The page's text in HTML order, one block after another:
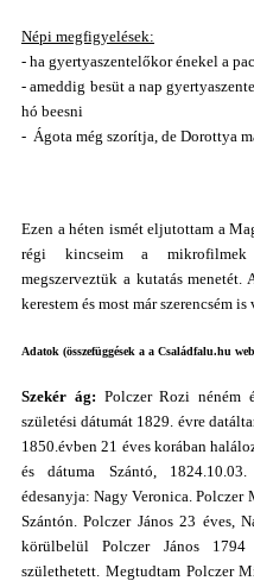
Népi megfigyelések:
- ha gyertyaszentelőkor énekel a
- ameddig besüt a nap
hó beesni
- Ágota még szorítja, de Dorottya
Ezen a héten ismét eljutottam a
régi kincseim a mikrofilmek
megszerveztük a kutatás
kerestem és most már szerencsém is
Adatok (összefüggések a a Családfalu.hu
Szekér ág: Polczer Rozi néném
születési dátumát 1829. évre
1850.évben 21 éves korában
és dátuma Szántó,
édesanyja: Nagy Veronica.
Szántón. Polczer János 23 éves,
körülbelül Polczer János
születhetett. Megtudtam Polczer